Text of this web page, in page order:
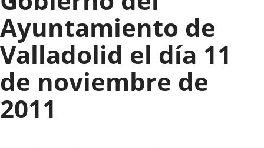
Ayuntamiento de
Valladolid el día 11
de noviembre de
2011